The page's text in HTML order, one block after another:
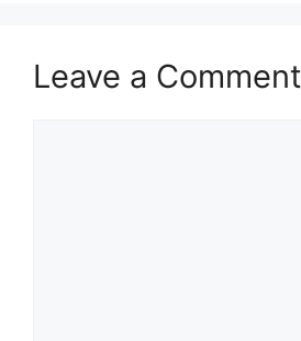
Leave a Comment